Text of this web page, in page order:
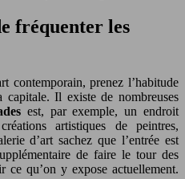
fréquenter les
contemporain, prenez l’habitude
Il existe de nombreuses
est, par exemple, un endroit
artistiques de peintres,
d’art sachez que l’entrée est
de faire le tour des
ce qu’on y expose actuellement.